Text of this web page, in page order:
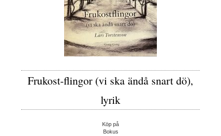
Frukost-flingor (vi ska ändå snart dö),
lyrik
Köp på
Bokus